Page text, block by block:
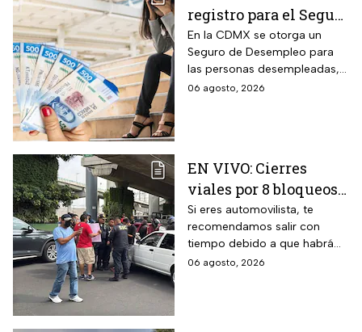
registro para el Seguro
de Desempleo en
CDMX que da 3 mil
566 pesos
En la CDMX se otorga un
Seguro de Desempleo para
las personas desempleadas,
así que si perdiste tu trabajo
06 agosto, 2026
EN VIVO: Cierres
viales por 8 bloqueos
en CDMX hoy
Si eres automovilista, te
recomendamos salir con
tiempo debido a que habrá
cierres viales por
06 agosto, 2026